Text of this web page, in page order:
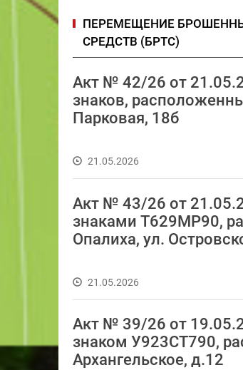
ПЕРЕМЕЩЕНИЕ
СРЕДСТВ (БРТС)
Акт № 42/26 от
знаков,
Парковая, 18б
21.05.2026
Акт № 43/26 от
знаками Т629МР90,
Опалиха, ул.
21.05.2026
Акт № 39/26 от
знаком У923СТ790,
Архангельское, д.12